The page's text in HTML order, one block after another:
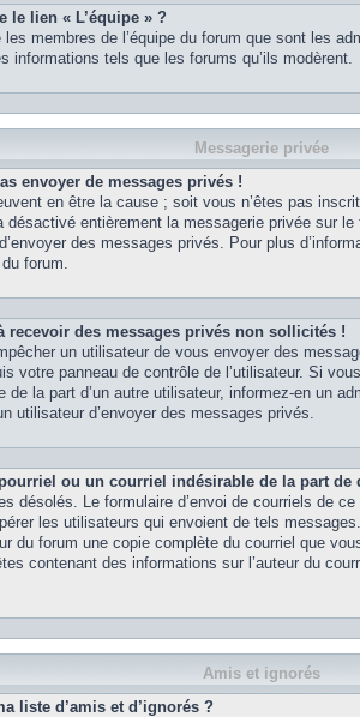
le lien « L’équipe » ?
membres de l’équipe du forum que sont les
informations tels que les forums qu’ils modèrent.
Messagerie privée
envoyer de messages privés !
en être la cause ; soit vous n’êtes pas
désactivé entièrement la messagerie privée sur
des messages privés. Pour plus
du forum.
recevoir des messages privés non sollicités !
un utilisateur de vous envoyer des
votre panneau de contrôle de l’utilisateur. Si
de la part d’un autre utilisateur, informez-en un
utilisateur d’envoyer des messages privés.
ou un courriel indésirable de la part de
désolés. Le formulaire d’envoi de courriels de
les utilisateurs qui envoient de tels
du forum une copie complète du courriel que
contenant des informations sur l’auteur du
Amis et ignorés
liste d’amis et d’ignorés ?